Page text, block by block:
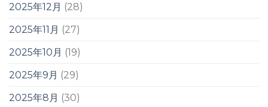
2025年12月 (28)
2025年11月 (27)
2025年10月 (19)
2025年9月 (29)
2025年8月 (30)